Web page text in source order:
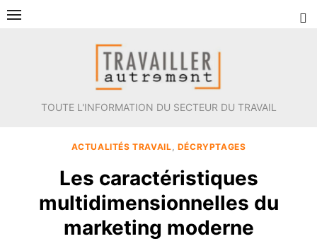
Aller
TOUTE L'INFORMATION DU SECTEUR DU TRAVAIL
ACTUALITÉS TRAVAIL DÉCRYPTAGES
Les caractéristiques
multidimensionnelles du
marketing moderne